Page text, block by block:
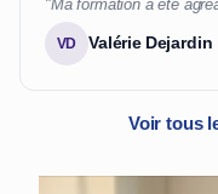
"Ma formation a été
VD Valérie Dejardin
Voir tous